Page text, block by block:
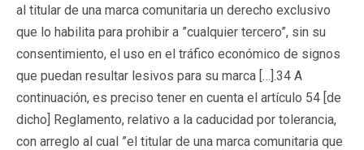
al titular de una marca comunitaria un derecho exclusivo
que lo habilita para prohibir a ”cualquier tercero”, sin su
consentimiento, el uso en el tráfico económico de signos
que puedan resultar lesivos para su marca […].34 A
continuación, es preciso tener en cuenta el artículo 54 [de
dicho] Reglamento, relativo a la caducidad por tolerancia,
con arreglo al cual ”el titular de una marca comunitaria que